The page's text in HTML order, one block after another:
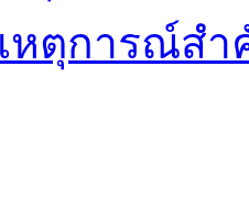
หตุการณ์ส